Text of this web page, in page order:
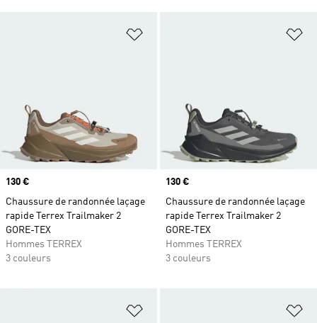
Ajouter à la Liste de produits
Prix
130 €
Chaussure de randonnée laçage
rapide Terrex Trailmaker 2
GORE-TEX
Hommes TERREX
3 couleurs
Prix
130 €
Chaussure de randonnée laçage
rapide Terrex Trailmaker 2
GORE-TEX
Hommes TERREX
3 couleurs
Ajouter à la Liste de produits